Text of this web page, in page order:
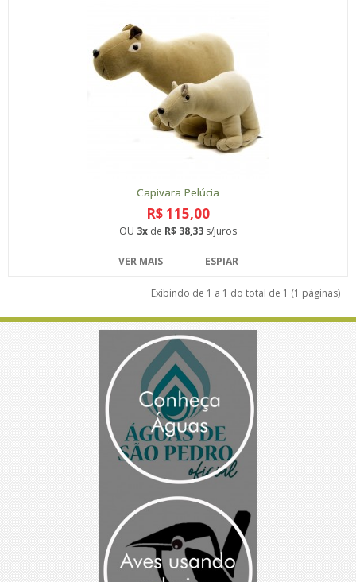
Capivara Pelúcia
R$ 115,00
OU 3x de R$ 38,33 s/juros
VER MAIS ESPIAR
Exibindo de 1 a 1 do total de 1 (1 páginas)